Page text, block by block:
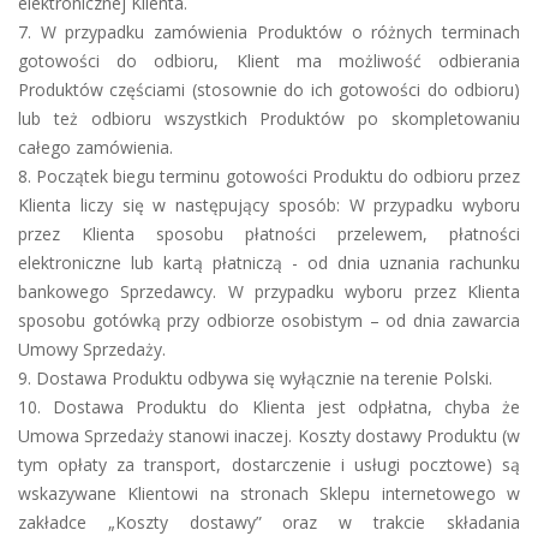
7. W przypadku zamówienia Produktów o różnych terminach
gotowości do odbioru, Klient ma możliwość odbierania
Produktów częściami (stosownie do ich gotowości do odbioru)
lub też odbioru wszystkich Produktów po skompletowaniu
całego zamówienia.
8. Początek biegu terminu gotowości Produktu do odbioru przez
Klienta liczy się w następujący sposób: W przypadku wyboru
przez Klienta sposobu płatności przelewem, płatności
elektroniczne lub kartą płatniczą - od dnia uznania rachunku
bankowego Sprzedawcy. W przypadku wyboru przez Klienta
sposobu gotówką przy odbiorze osobistym – od dnia zawarcia
Umowy Sprzedaży.
9. Dostawa Produktu odbywa się wyłącznie na terenie Polski.
10. Dostawa Produktu do Klienta jest odpłatna, chyba że
Umowa Sprzedaży stanowi inaczej. Koszty dostawy Produktu (w
tym opłaty za transport, dostarczenie i usługi pocztowe) są
wskazywane Klientowi na stronach Sklepu internetowego w
zakładce „Koszty dostawy” oraz w trakcie składania